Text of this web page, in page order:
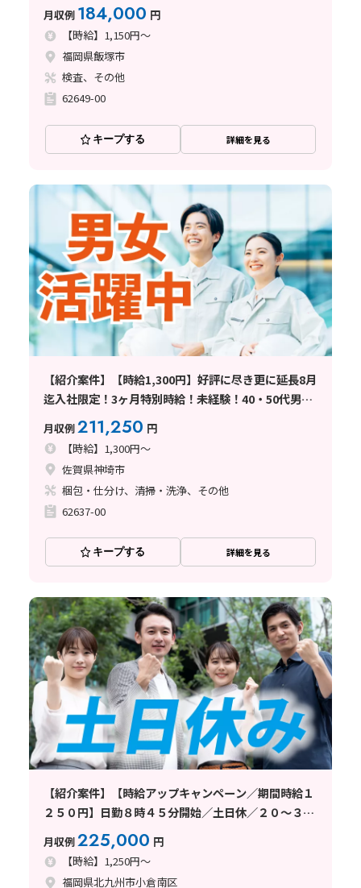
月収例 184,000 円
【時給】1,150円～
福岡県飯塚市
検査、その他
62649-00
キープする 詳細を見る
【紹介案件】【時給1,300円】好評に尽き更に延長8月
迄入社限定！3ヶ月特別時給！未経験！40・50代男女
月収例211,250 円
【時給】1,300円～
佐賀県神埼市
梱包・仕分け、清掃・洗浄、その他
62637-00
キープする 詳細を見る
【紹介案件】【時給アップキャンペーン／期間時給１
２５０円】日勤８時４５分開始／土日休／２０～３０
代男性活躍中！
月収例225,000 円
【時給】1,250円～
福岡県北九州市小倉南区